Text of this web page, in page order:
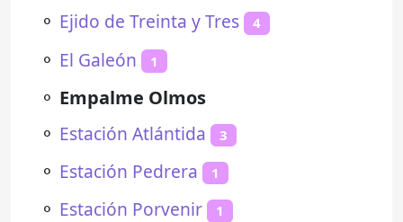
⚬ Ejido de Treinta y Tres 4
⚬ El Galeón 1
⚬ Empalme Olmos
⚬ Estación Atlántida 3
⚬ Estación Pedrera 1
⚬ Estación Porvenir 1